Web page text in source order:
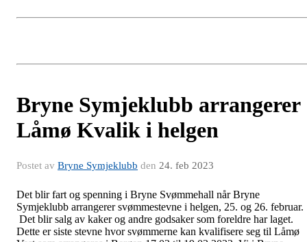
Bryne Symjeklubb arrangerer
Låmø Kvalik i helgen
Postet av Bryne Symjeklubb den 24. feb 2023
Det blir fart og spenning i Bryne Svømmehall når Bryne
Symjeklubb arrangerer svømmestevne i helgen, 25. og 26. februar.
Det blir salg av kaker og andre godsaker som foreldre har laget.
Dette er siste stevne hvor svømmerne kan kvalifisere seg til Låmø